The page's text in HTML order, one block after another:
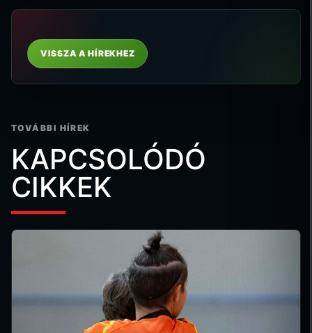
VISSZA A HÍREKHEZ
TOVÁBBI HÍREK
KAPCSOLÓDÓ
CIKKEK